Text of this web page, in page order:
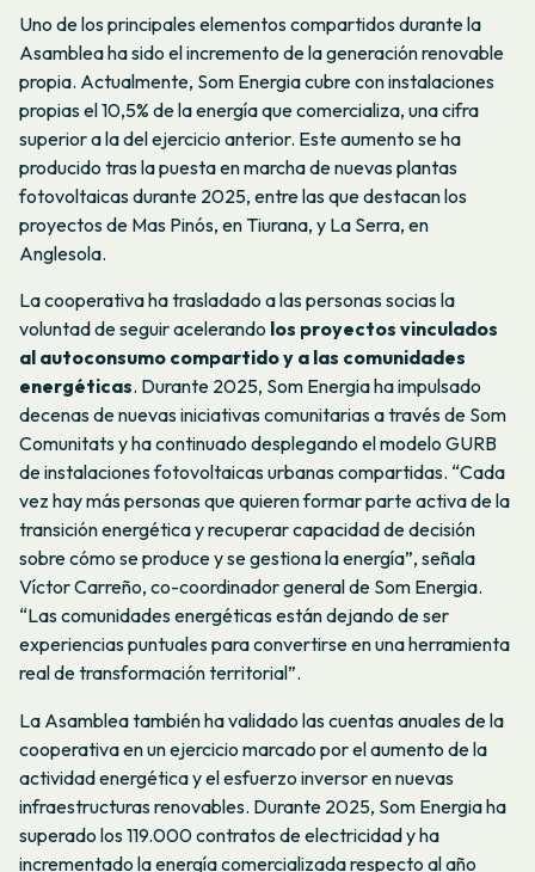
Uno de los principales elementos compartidos durante la
Asamblea ha sido el incremento de la generación renovable
propia. Actualmente, Som Energia cubre con instalaciones
propias el 10,5% de la energía que comercializa, una cifra
superior a la del ejercicio anterior. Este aumento se ha
producido tras la puesta en marcha de nuevas plantas
fotovoltaicas durante 2025, entre las que destacan los
proyectos de Mas Pinós, en Tiurana, y La Serra, en
Anglesola.
La cooperativa ha trasladado a las personas socias la
voluntad de seguir acelerando los proyectos vinculados
al autoconsumo compartido y a las comunidades
energéticas. Durante 2025, Som Energia ha impulsado
decenas de nuevas iniciativas comunitarias a través de Som
Comunitats y ha continuado desplegando el modelo GURB
de instalaciones fotovoltaicas urbanas compartidas. “Cada
vez hay más personas que quieren formar parte activa de la
transición energética y recuperar capacidad de decisión
sobre cómo se produce y se gestiona la energía”, señala
Víctor Carreño, co-coordinador general de Som Energia.
“Las comunidades energéticas están dejando de ser
experiencias puntuales para convertirse en una herramienta
real de transformación territorial”.
La Asamblea también ha validado las cuentas anuales de la
cooperativa en un ejercicio marcado por el aumento de la
actividad energética y el esfuerzo inversor en nuevas
infraestructuras renovables. Durante 2025, Som Energia ha
superado los 119.000 contratos de electricidad y ha
incrementado la energía comercializada respecto al año